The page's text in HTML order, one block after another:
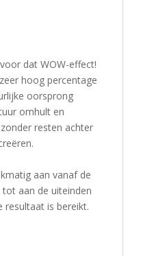
dat WOW-effect!
hoog percentage
oorsprong
omhult en
resten achter
aan vanaf de
aan de uiteinden
is bereikt.